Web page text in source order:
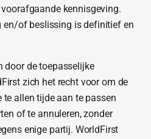
kennisgeving.
en/of beslissing is definitief en
door de toepasselijke
zich het recht voor om de
allen tijde aan te passen
of te annuleren, zonder
enige partij. WorldFirst